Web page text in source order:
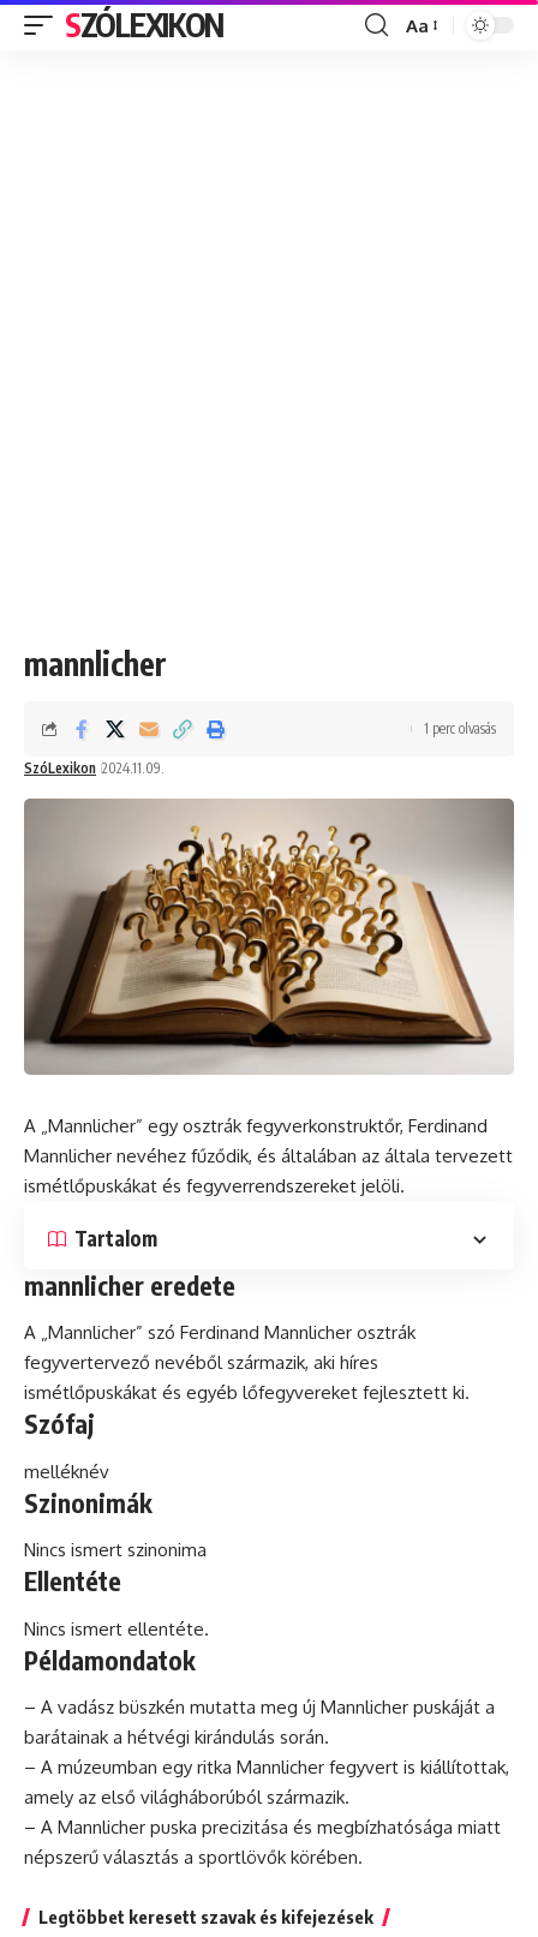
SZÓLEXIKON
Font
Aa
mannlicher
SzóLexikon 2024.11.09.
1 perc olvasás
A „Mannlicher” egy osztrák fegyverkonstruktőr, Ferdinand
Mannlicher nevéhez fűződik, és általában az általa tervezett
ismétlőpuskákat és fegyverrendszereket jelöli.
Tartalom
mannlicher eredete
A „Mannlicher” szó Ferdinand Mannlicher osztrák
fegyvertervező nevéből származik, aki híres
ismétlőpuskákat és egyéb lőfegyvereket fejlesztett ki.
Szófaj
melléknév
Szinonimák
Nincs ismert szinonima
Ellentéte
Nincs ismert ellentéte.
Példamondatok
– A vadász büszkén mutatta meg új Mannlicher puskáját a
barátainak a hétvégi kirándulás során.
– A múzeumban egy ritka Mannlicher fegyvert is kiállítottak,
amely az első világháborúból származik.
– A Mannlicher puska precizitása és megbízhatósága miatt
népszerű választás a sportlövők körében.
Legtöbbet keresett szavak és kifejezések